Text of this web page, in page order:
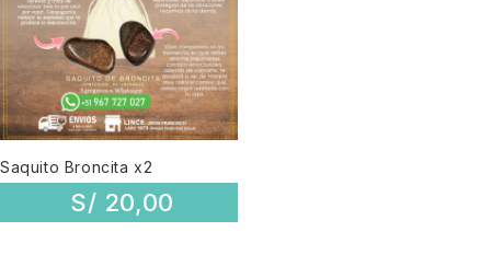
Saquito Broncita x2
S/ 20,00